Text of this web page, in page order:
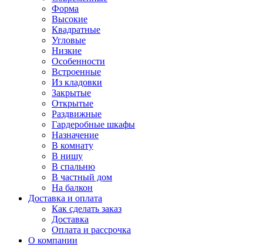
Форма
Высокие
Квадратные
Угловые
Низкие
Особенности
Встроенные
Из кладовки
Закрытые
Открытые
Раздвижные
Гардеробные шкафы
Назначение
В комнату
В нишу
В спальню
В частный дом
На балкон
Доставка и оплата
Как сделать заказ
Доставка
Оплата и рассрочка
О компании